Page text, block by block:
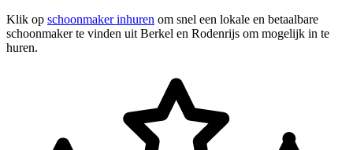
Klik op schoonmaker inhuren om snel een lokale en betaalbare
schoonmaker te vinden uit Berkel en Rodenrijs om mogelijk in te
huren.